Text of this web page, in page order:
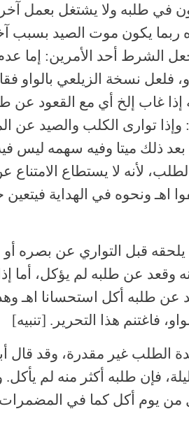
في طلبه ولا يشتغل بعمل
ربما يكون موت الصيد بسبب
الشرط أحد الأمرين: إما عدم
فلعل نسخة الزيلعي بالواو
إذا غاب إلخ أي مع القعود عن
وإذا توارى الكلب والصيد عن
ذلك ميتا وفيه سهمه ليس
لأنه لا يستطاع الامتناع
اهـ ونحوه في الهداية
يلحقه قبل التواري عن بصره
وقعد عن طلبه لم يؤكل، أما إذا
عن طلبه أكل استحسانا اهـ
فاغتنم هذا التحرير. [تنبيه]
الطلب غير مقدرة، وقد قال
فإن طلبه أكثر منه لم
من يوم أكل كما في